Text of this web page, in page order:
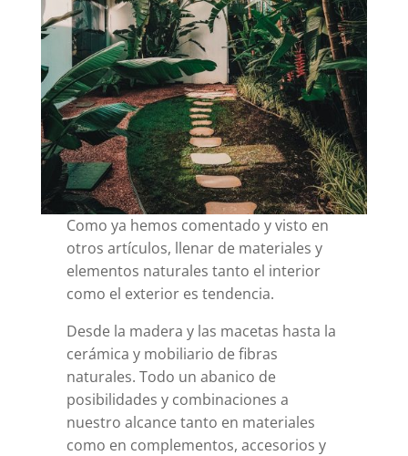
Como ya hemos comentado y visto en
otros artículos, llenar de materiales y
elementos naturales tanto el interior
como el exterior es tendencia.
Desde la madera y las macetas hasta la
cerámica y mobiliario de fibras
naturales. Todo un abanico de
posibilidades y combinaciones a
nuestro alcance tanto en materiales
como en complementos, accesorios y